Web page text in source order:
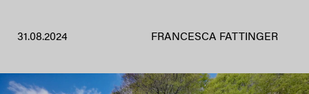
31.08.2024 FRANCESCA FATTINGER